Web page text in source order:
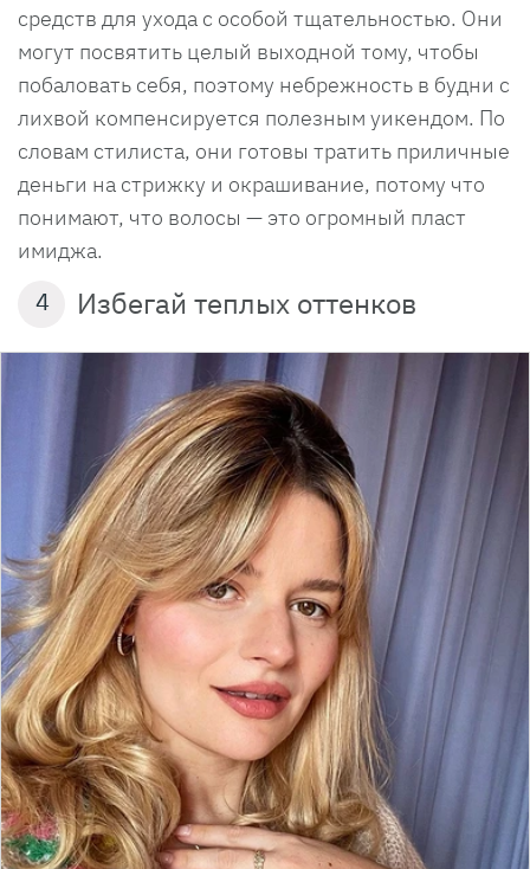
средств для ухода с особой тщательностью. Они
могут посвятить целый выходной тому, чтобы
побаловать себя, поэтому небрежность в будни с
лихвой компенсируется полезным уикендом. По
словам стилиста, они готовы тратить приличные
деньги на стрижку и окрашивание, потому что
понимают, что волосы — это огромный пласт
имиджа.
4 Избегай теплых оттенков